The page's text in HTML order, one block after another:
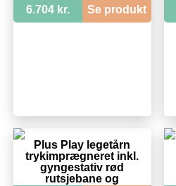
6.704 kr. Se produkt
Plus Play legetårn
trykimprægneret inkl.
gyngestativ rød
rutsjebane og